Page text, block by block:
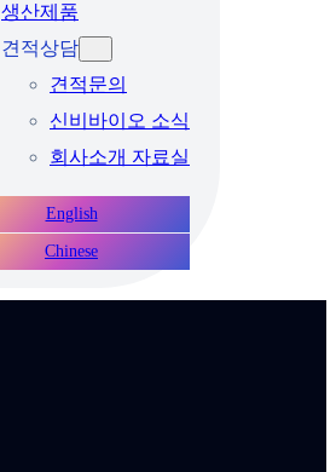
생산제품
견적상담
견적문의
신비바이오 소식
회사소개 자료실
English
Chinese